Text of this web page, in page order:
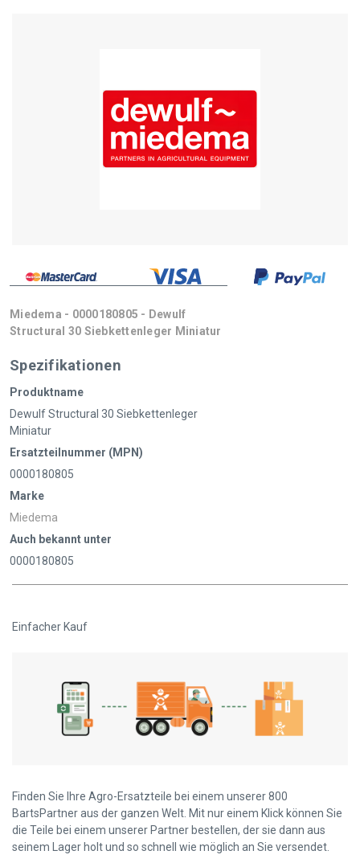
Miedema - 0000180805 - Dewulf
Structural 30 Siebkettenleger Miniatur
Spezifikationen
Produktname
Dewulf Structural 30 Siebkettenleger
Miniatur
Ersatzteilnummer (MPN)
0000180805
Marke
Miedema
Auch bekannt unter
0000180805
Einfacher Kauf
Finden Sie Ihre Agro-Ersatzteile bei einem unserer 800
BartsPartner aus der ganzen Welt. Mit nur einem Klick können Sie
die Teile bei einem unserer Partner bestellen, der sie dann aus
seinem Lager holt und so schnell wie möglich an Sie versendet.